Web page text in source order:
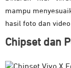
mampu
hasil foto dan
Chipset dan